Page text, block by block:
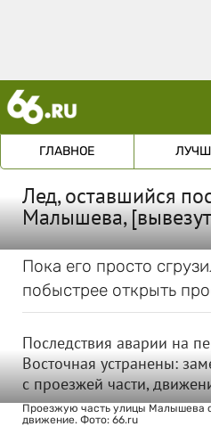
ГЛАВНОЕ
Лед, оставшийся
Малышева,
Пока его просто
побыстрее открыть
Последствия аварии на
Восточная устранены:
с проезжей части,
Проезжую часть улицы Малышева
движение. Фото: 66.ru